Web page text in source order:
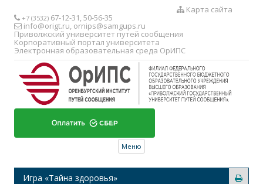
Карта сайта
+7 (3532) 67-12-31, 50-56-35
info@origt.ru, ornips@samgups.ru
Приволжский университет путей сообщения
Корпоративный портал университета
Электронная образовательная среда ОрИПС
Меню
Игра «Тайна здоровья»